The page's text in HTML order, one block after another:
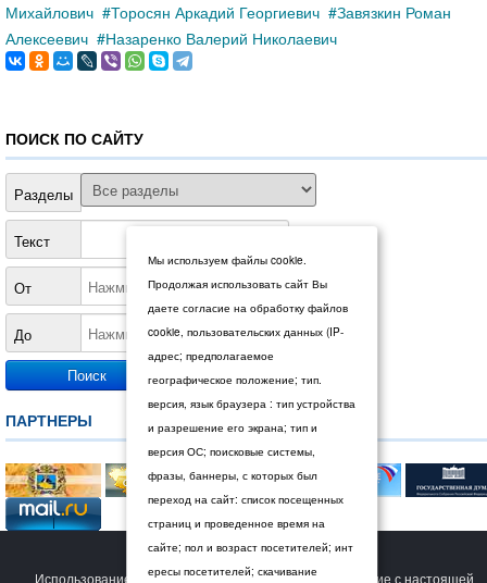
Михайлович
Торосян Аркадий Георгиевич
Завязкин Роман
Алексеевич
Назаренко Валерий Николаевич
ПОИСК ПО САЙТУ
Разделы
Текст
От
До
ПАРТНЕРЫ
© 2026 Дума Ставропольского края.
Использование сайта Пользователем означает согласие с настоящей
Мы используем файлы cookie.
Продолжая использовать сайт Вы
даете согласие на обработку файлов
cookie, пользовательских данных (IP-
адрес; предполагаемое
географическое положение; тип.
версия, язык браузера : тип устройства
и разрешение его экрана; тип и
версия ОС; поисковые системы,
фразы, баннеры, с которых был
переход на сайт: список посещенных
страниц и проведенное время на
сайте; пол и возраст посетителей; инт
ересы посетителей; скачивание